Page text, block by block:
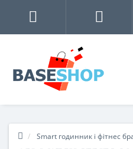
Smart годинник і фітнес